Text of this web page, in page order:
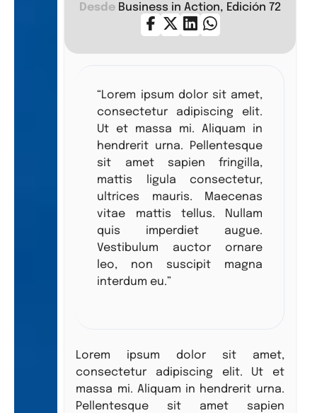
Desde Business in Action, Edición 72
“Lorem ipsum dolor sit amet,
consectetur adipiscing elit.
Ut et massa mi. Aliquam in
hendrerit urna. Pellentesque
sit amet sapien fringilla,
mattis ligula consectetur,
ultrices mauris. Maecenas
vitae mattis tellus. Nullam
quis imperdiet augue.
Vestibulum auctor ornare
leo, non suscipit magna
interdum eu.”
Lorem ipsum dolor sit amet,
consectetur adipiscing elit. Ut et
massa mi. Aliquam in hendrerit urna.
Pellentesque sit amet sapien